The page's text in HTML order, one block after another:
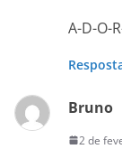
A-D-O-
Bruno
2 de